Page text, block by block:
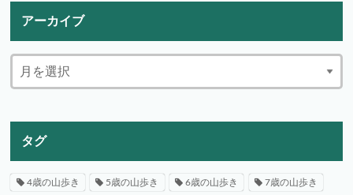
アーカイブ
タグ
4歳の山歩き 5歳の山歩き 6歳の山歩き 7歳の山歩き